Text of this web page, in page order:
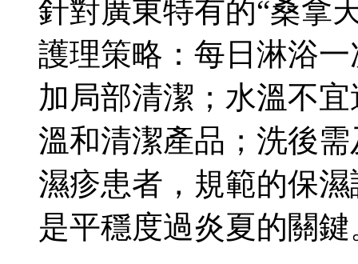
針對廣東特有的“桑拿
護理策略：每日淋浴
加局部清潔；水溫不
溫和清潔產品；洗後
濕疹患者，規範的保
是平穩度過炎夏的關鍵